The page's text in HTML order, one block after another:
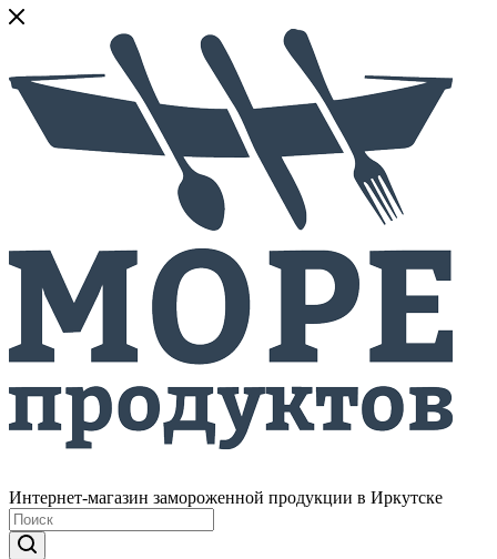
Интернет-магазин замороженной продукции в Иркутске